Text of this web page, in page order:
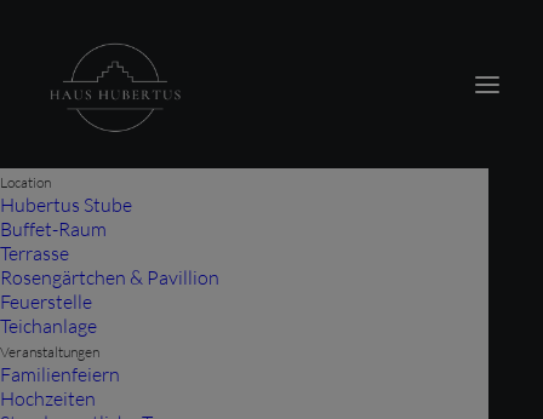
Location
Hubertus Stube
Buffet-Raum
Terrasse
Rosengärtchen & Pavillion
Feuerstelle
Teichanlage
Veranstaltungen
Familienfeiern
Hochzeiten